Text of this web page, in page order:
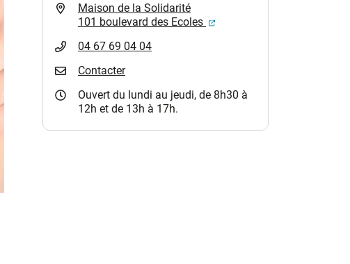
Maison de la Solidarité
101 boulevard des Ecoles
(ouverture dans un nouvel
04 67 69 04 04
Contacter
Ouvert du lundi au jeudi, de 8h30 à
12h et de 13h à 17h.